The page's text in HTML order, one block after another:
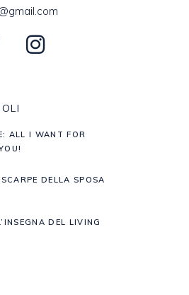
ALL I WANT FOR
DELLA SPOSA
DEL LIVING